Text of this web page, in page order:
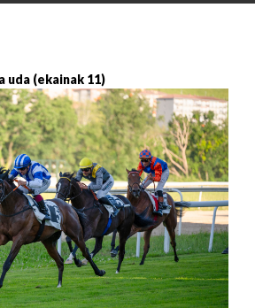
uda (ekainak 11)